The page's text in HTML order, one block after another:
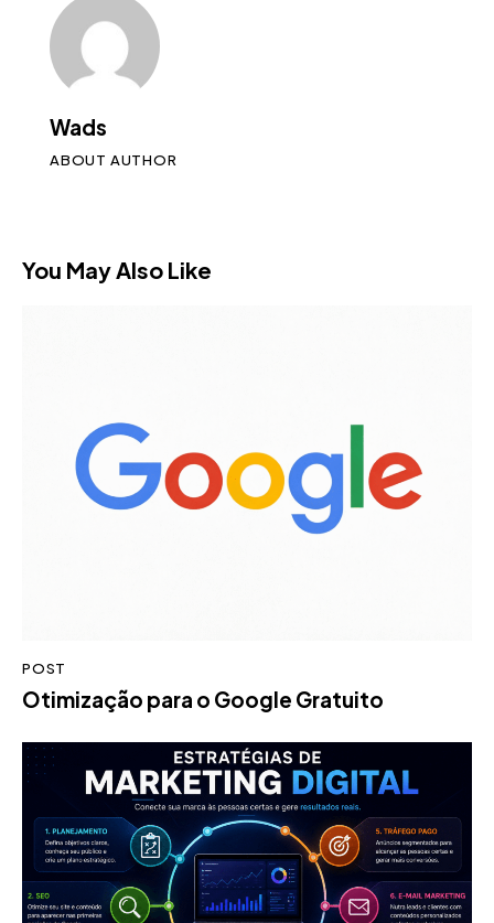
Wads
ABOUT AUTHOR
You May Also Like
POST
Otimização para o Google Gratuito